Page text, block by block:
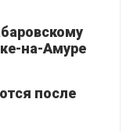
на-Амуре
после